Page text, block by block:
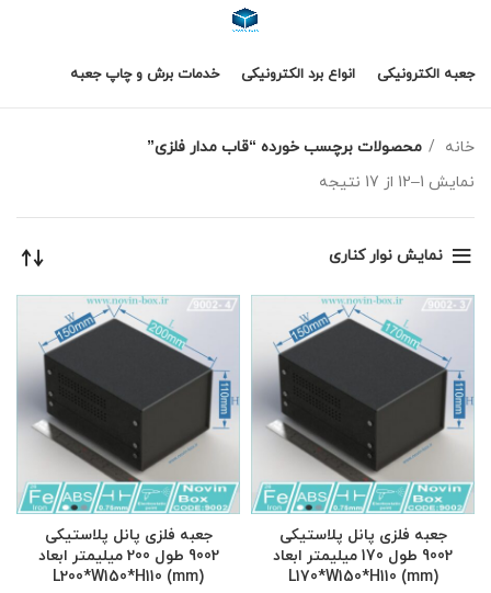
جعبه الکترونیکی انواع برد الکترونیکی خدمات برش و چاپ جعبه
خانه
محصولات برچسب خورده “قاب مدار فلزی”
نمایش 1–12 از 17 نتیجه
نمایش نوار کناری
جعبه فلزی پانل پلاستیکی
9002 طول 170 میلیمتر ابعاد
L170*W150*H110 (mm)
جعبه فلزی پانل پلاستیکی
9002 طول 200 میلیمتر ابعاد
L200*W150*H110 (mm)